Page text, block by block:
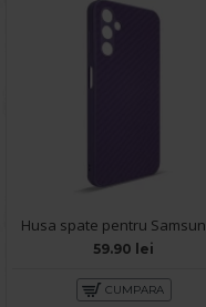
59.90 lei
CUMPARA